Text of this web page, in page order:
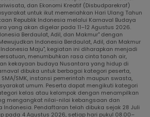
dan Ekonomi Kreatif (Disbudparekraf)
untuk ikut memeriahkan Hari Ulang Tahun
Republik Indonesia melalui Karnaval Budaya
yang akan digelar pada 11–12 Agustus 2026.
Berdaulat, Adil, dan Makmur" dengan
Indonesia Berdaulat, Adil, dan Makmur
Maju", kegiatan ini diharapkan menjadi
menumbuhkan rasa cinta tanah air,
kekayaan budaya Nusantara yang hidup di
dibuka untuk berbagai kategori peserta,
SMA/SMK, instansi pemerintah maupun swasta,
umum. Peserta dapat mengikuti kategori
kelas atau kelompok dengan menampilkan
mengangkat nilai-nilai kebangsaan dan
Indonesia. Pendaftaran telah dibuka sejak 28 Juli
pada 4 Agustus 2026, setiap hari pukul 08.00–